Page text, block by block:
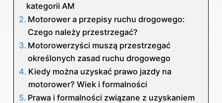
kategorii AM
Motorower a przepisy ruchu drogowego:
Czego należy przestrzegać?
Motorowerzyści muszą przestrzegać
określonych zasad ruchu drogowego
Kiedy można uzyskać prawo jazdy na
motorower? Wiek i formalności
Prawa i formalności związane z uzyskaniem